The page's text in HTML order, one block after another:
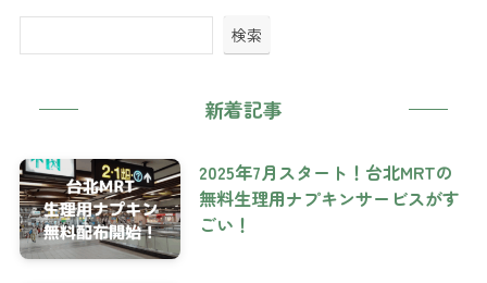
検索
新着記事
2025年7月スタート！台北MRTの
無料生理用ナプキンサービスがす
ごい！